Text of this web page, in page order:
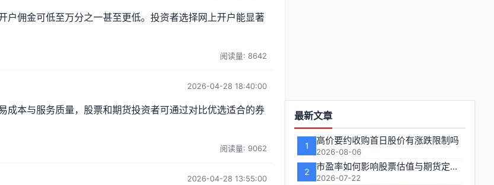
佣金可低至万分之一甚至更低。投资者选择网上开户能显著
阅读量: 8642
2026-04-28 18:40:00
本与服务质量，股票和期货投资者可通过对比优选适合的券
阅读量: 9062
2026-04-28 13:55:00
功
能
区
最新文章
1 高价要约收购首日股价有涨跌限制吗
2026-08-06
2 市盈率如何影响股票估值与期货定价逻辑
2026-07-22